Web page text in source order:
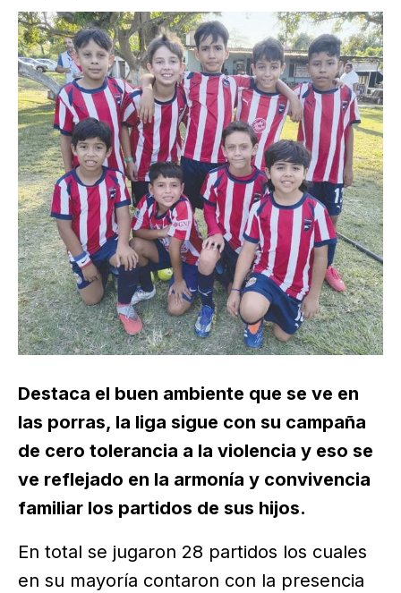
Destaca el buen ambiente que se ve en
las porras, la liga sigue con su campaña
de cero tolerancia a la violencia y eso se
ve reflejado en la armonía y convivencia
familiar los partidos de sus hijos.
En total se jugaron 28 partidos los cuales
en su mayoría contaron con la presencia